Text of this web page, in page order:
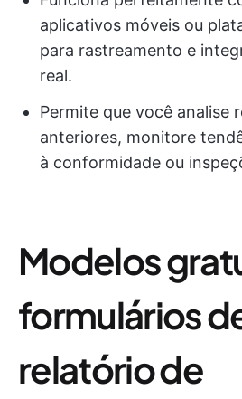
aplicativos móveis ou
para rastreamento e
real.
Permite que você analise
anteriores, monitore
à conformidade ou
Modelos
formulários
relatório de